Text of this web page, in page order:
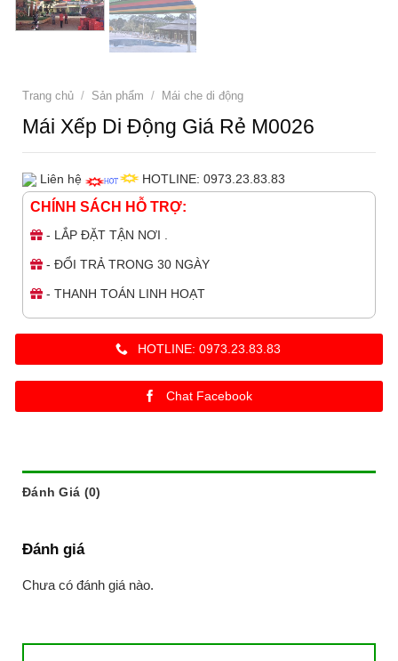
Trang chủ / Sản phẩm / Mái che di động
Mái Xếp Di Động Giá Rẻ M0026
Liên hệ HOTLINE: 0973.23.83.83
CHÍNH SÁCH HỖ TRỢ:
- LẮP ĐẶT TẬN NƠI .
- ĐỔI TRẢ TRONG 30 NGÀY
- THANH TOÁN LINH HOẠT
HOTLINE: 0973.23.83.83
Chat Facebook
Đánh Giá (0)
Đánh giá
Chưa có đánh giá nào.